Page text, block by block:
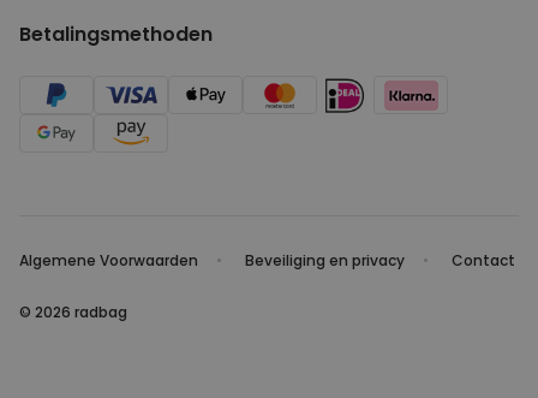
Betalingsmethoden
Algemene Voorwaarden Beveiliging en privacy Contact
© 2026 radbag